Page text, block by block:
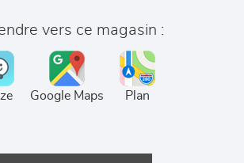
vers ce magasin :
Google Maps Plan